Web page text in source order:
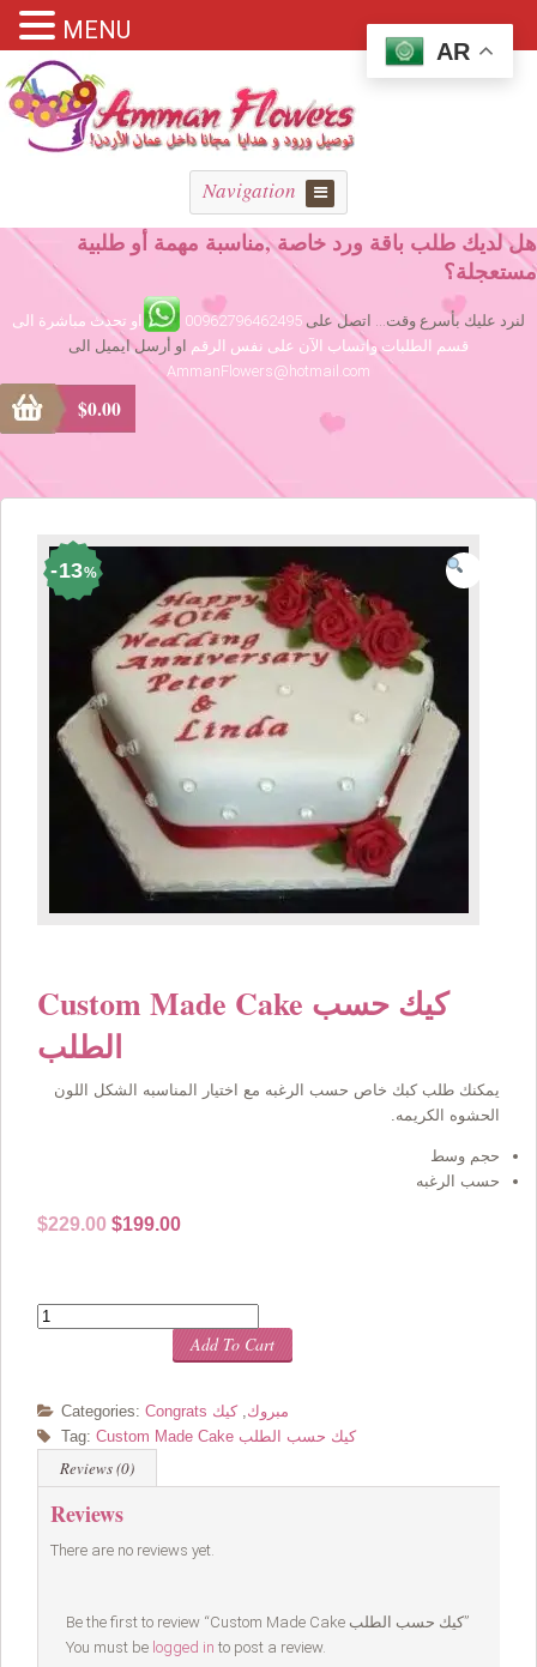
Navigation
هل لديك طلب باقة ورد خاصة ,مناسبة مهمة أو طلبية
مستعجلة؟
لنرد عليك بأسرع وقت... اتصل على 00962796462495
او تحدث مباشرة الى
قسم الطلبات واتساب الآن على نفس الرقم او أرسل ايميل الى
AmmanFlowers@hotmail.com
$0.00
13%
Custom Made Cake كيك حسب
الطلب
يمكنك طلب كبك خاص حسب الرغبه مع اختيار المناسبه الشكل اللون
الحشوه الكريمه.
حجم وسط
حسب الرغبه
$229.00 Original
$199.00Current
Quantity
Add To Cart
Categories: Congrats مبروك ,كيك
Tag:
Custom Made Cake كيك حسب الطلب
Reviews (0)
Reviews
There are no reviews yet.
Be the first to review “Custom Made Cake كيك حسب الطلب”
You must be logged in to post a review.
AR
MENU